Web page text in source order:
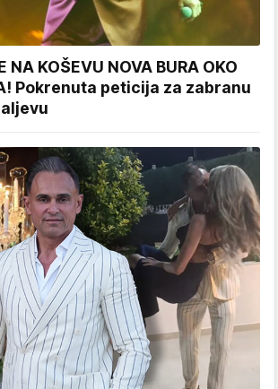
NA KOŠEVU NOVA BURA OKO
Pokrenuta peticija za zabranu